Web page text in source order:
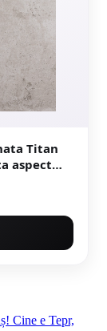
Titan